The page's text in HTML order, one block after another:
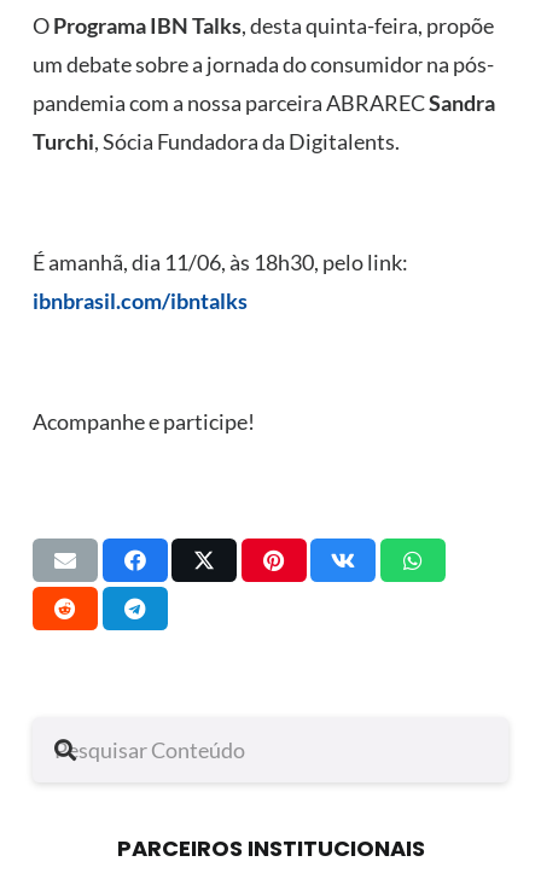
OPrograma IBN Talks, desta quinta-feira, propõe
um debate sobre a jornada do consumidor na pós-
pandemia com a nossa parceira ABRARECSandra
Turchi, Sócia Fundadora da Digitalents.
É amanhã, dia 11/06, às 18h30, pelo link:
ibnbrasil.com/ibntalks
Acompanhe e participe!
PARCEIROS INSTITUCIONAIS